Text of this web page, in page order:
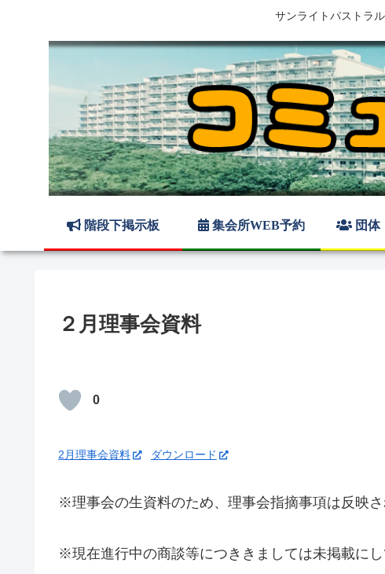
サンライトパストラ
階段下掲示板 集会所WEB予約 団体
２月理事会資料
0
2月理事会資料 ダウンロード
※理事会の生資料のため、理事会指摘事項は反映
※現在進行中の商談等につききましては未掲載にし